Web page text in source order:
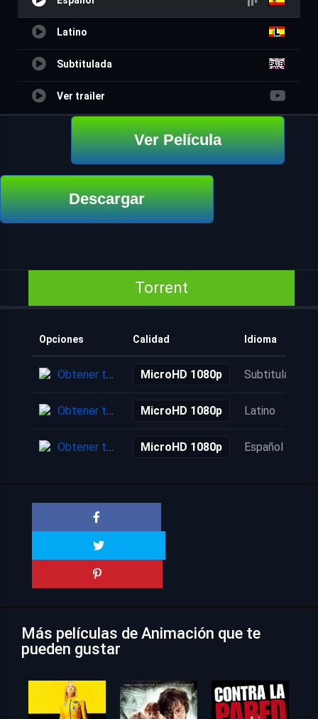
Latino
Subtitulada
Ver trailer
Ver Película
Descargar
Torrent
Opciones Calidad Idioma
Obtener torrent MicroHD 1080p Subtitulada
Obtener torrent MicroHD 1080p Latino
Obtener torrent MicroHD 1080p Español
Más películas de Animación que te
pueden gustar